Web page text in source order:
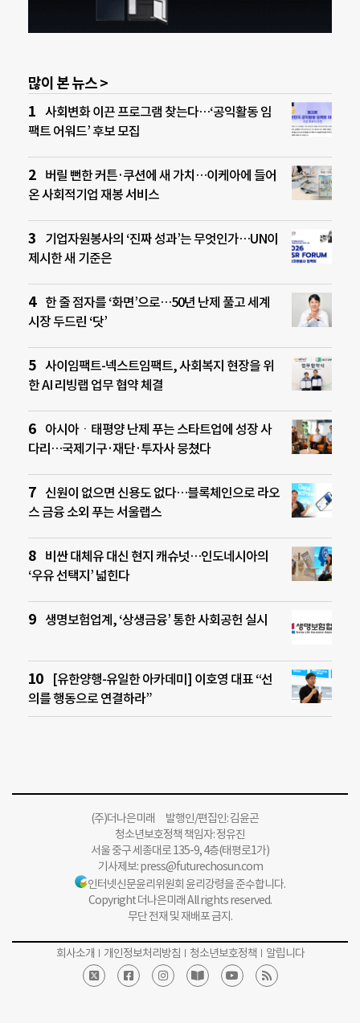
많이 본 뉴스 >
사회변화 이끈 프로그램 찾는다…‘공익활동 임
팩트 어워드’ 후보 모집
버릴 뻔한 커튼·쿠션에 새 가치…이케아에 들어
온 사회적기업 재봉 서비스
기업자원봉사의 ‘진짜 성과’는 무엇인가…UN이
제시한 새 기준은
한 줄 점자를 ‘화면’으로…50년 난제 풀고 세계
시장 두드린 ‘닷’
사이임팩트-넥스트임팩트, 사회복지 현장을 위
한 AI 리빙랩 업무 협약 체결
아시아ㆍ태평양 난제 푸는 스타트업에 성장 사
다리…국제기구·재단·투자사 뭉쳤다
신원이 없으면 신용도 없다…블록체인으로 라오
스 금융 소외 푸는 서울랩스
비싼 대체유 대신 현지 캐슈넛…인도네시아의
‘우유 선택지’ 넓힌다
생명보험업계, ‘상생금융’ 통한 사회공헌 실시
[유한양행-유일한 아카데미] 이호영 대표 “선
의를 행동으로 연결하라”
(주)더나은미래 발행인/편집인: 김윤곤
청소년보호정책 책임자: 정유진
서울 중구 세종대로 135-9, 4층(태평로1가)
기사제보:press@futurechosun.com
인터넷신문윤리위원회 윤리강령을 준수합니다.
Copyright 더나은미래 All rights reserved.
무단 전재 및 재배포 금지.
회사소개 개인정보처리방침 청소년보호정책 알립니다